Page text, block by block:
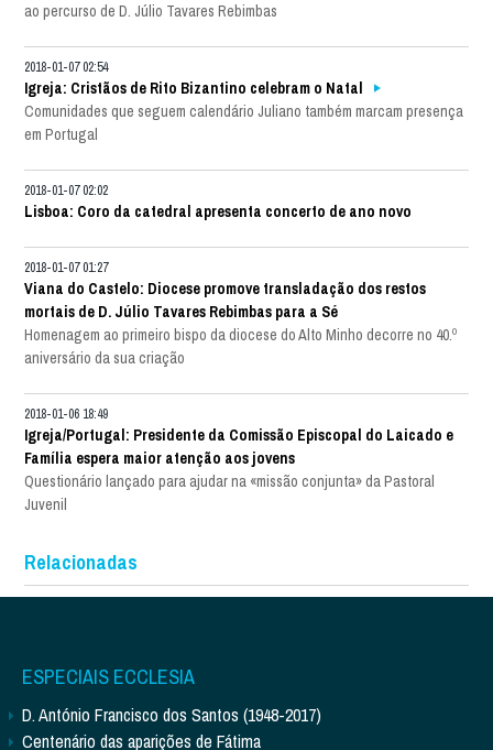
ao percurso de D. Júlio Tavares Rebimbas
2018-01-07 02:54
Igreja: Cristãos de Rito Bizantino celebram o Natal
Comunidades que seguem calendário Juliano também marcam presença
em Portugal
2018-01-07 02:02
Lisboa: Coro da catedral apresenta concerto de ano novo
2018-01-07 01:27
Viana do Castelo: Diocese promove transladação dos restos
mortais de D. Júlio Tavares Rebimbas para a Sé
Homenagem ao primeiro bispo da diocese do Alto Minho decorre no 40.º
aniversário da sua criação
2018-01-06 18:49
Igreja/Portugal: Presidente da Comissão Episcopal do Laicado e
Família espera maior atenção aos jovens
Questionário lançado para ajudar na «missão conjunta» da Pastoral
Juvenil
Relacionadas
ESPECIAIS ECCLESIA
D. António Francisco dos Santos (1948-2017)
Centenário das aparições de Fátima